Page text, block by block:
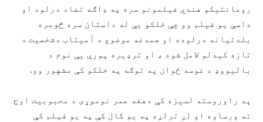
رومانتیکو هندي فیلمونو سره په ډاګه تضاد درلود او
داسې یو فیلم وو چې خلکو یې له داستان سره څومره
بلدتیانه درلوده او همدغه موضوع د آمیتاب دشخصیت د
تازه کیدلو لامل شوه ، او ترډیره پورې یې نوم د
بالیووډ د غوسه ځوان په توګه په خلکو کې مشهور وو.
په راوروسته لسیزه کې دهغه عمر نوموړی د محبوبیت اوج
ته ورساوه او لږ ترلږه په یو کال کې په یو فیلم کې